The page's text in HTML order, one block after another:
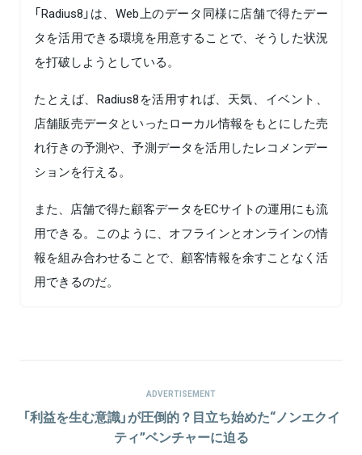
「Radius8」は、Web上のデータ同様に店舗で得たデー
タを活用できる環境を用意することで、そうした状況
を打破しようとしている。
たとえば、Radius8を活用すれば、天気、イベント、
店舗販売データといったローカル情報をもとにした売
れ行きの予測や、予測データを活用したレコメンデー
ションを行える。
また、店舗で得た顧客データをECサイトの運用にも流
用できる。このように、オフラインとオンラインの情
報を組み合わせることで、顧客情報を余すことなく活
用できるのだ。
ADVERTISEMENT
「利益を生む意識」が圧倒的？目立ち始めた“ノンエクイ
ティ”ベンチャーに迫る